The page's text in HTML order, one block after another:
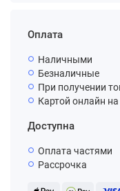
Оплата
Наличными
Безналичные
При получении
Картой онлайн на
Доступна
Оплата частями
Рассрочка